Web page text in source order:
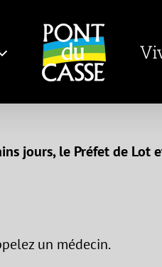
jours, le Préfet de Lot
un médecin.